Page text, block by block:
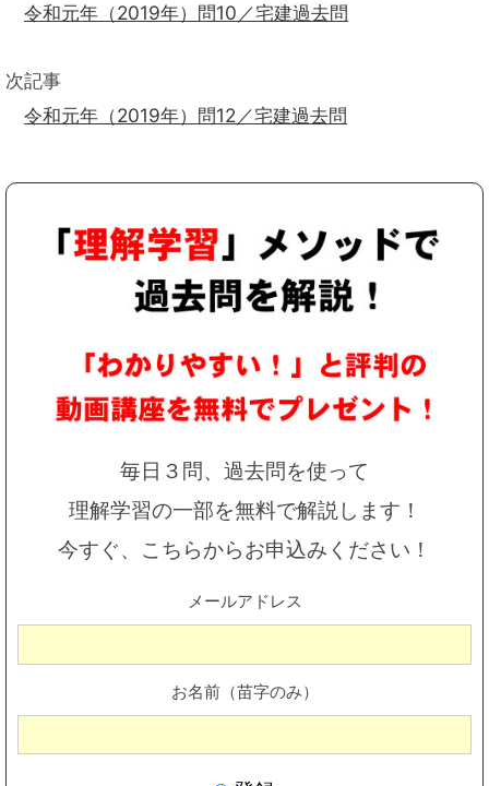
令和元年（2019年）問10／宅建過去問
次記事
令和元年（2019年）問12／宅建過去問
毎日３問、過去問を使って
理解学習の一部を無料で解説します！
今すぐ、こちらからお申込みください！
メールアドレス
お名前（苗字のみ）